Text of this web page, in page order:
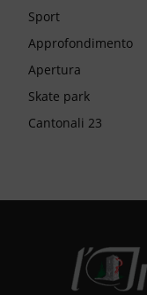
Sport
Approfondimento
Apertura
Skate park
Cantonali 23